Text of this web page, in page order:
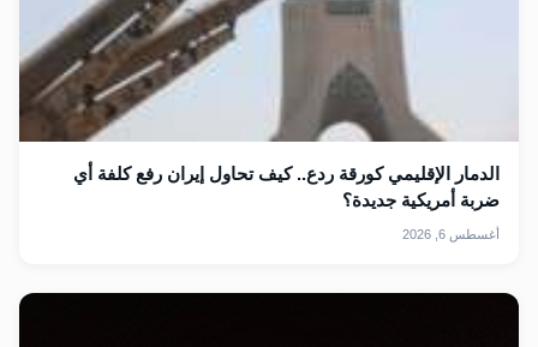
الدمار الإقليمي كورقة ردع.. كيف تحاول إيران رفع كلفة أي
ضربة أمريكية جديدة؟
أغسطس 6, 2026